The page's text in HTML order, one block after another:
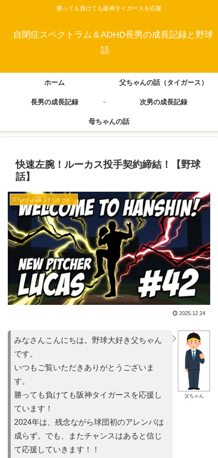
勝っても負けても阪神タイガースを応援
自閉症スペクトラム＆ADHD長男の成長記録と野球
話
ホーム 父ちゃんの話（タイガース）
長男の成長記録 次男の成長記録
母ちゃんの話
快速左腕！ルーカス投手契約締結！【野球
話】
父ちゃんの話（タイガース）
2025.12.24
父ちゃん
みなさんこんにちは。野球大好き父ちゃん
です。
いつもご覧いただきありがとうございま
す。
勝っても負けても阪神タイガースを応援し
ています！
2024年は、残念ながら球団初のアレンパは
成らず。でも、またチャンスはあると信じ
て応援していきます！！